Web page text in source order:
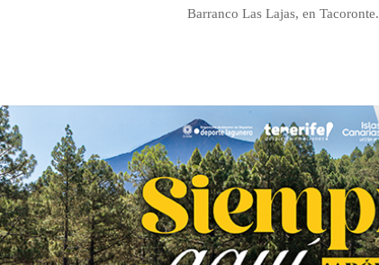
Barranco Las Lajas, en Tacoronte.